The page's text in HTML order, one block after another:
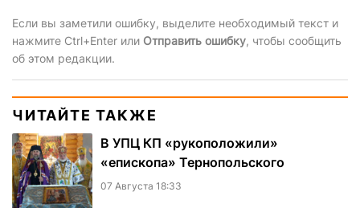
Если вы заметили ошибку, выделите необходимый текст и
нажмите Ctrl+Enter или Отправить ошибку, чтобы сообщить
об этом редакции.
ЧИТАЙТЕ ТАКЖЕ
В УПЦ КП «рукоположили»
«епископа» Тернопольского
07 Августа 18:33